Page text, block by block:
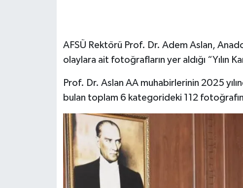
AFSÜ Rektörü Prof. Dr. Adem Aslan,
olaylara ait fotoğrafların yer aldığı “Yılın
Prof. Dr. Aslan AA muhabirlerinin 2025
bulan toplam 6 kategorideki 112